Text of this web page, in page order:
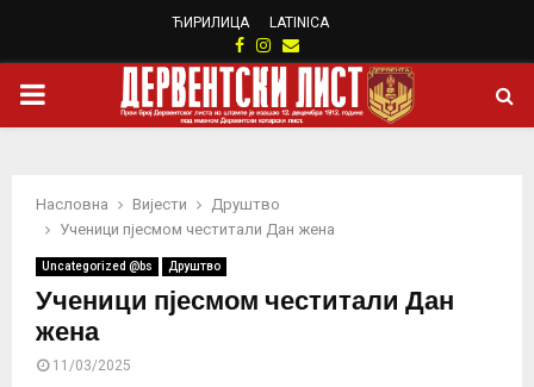
ЋИРИЛИЦА LATINICA
Facebook
Instagram
Email
PRIMARY
Насловна Вијести
Друштво
Ученици пјесмом честитали Дан жена
Uncategorized @bs Друштво
Ученици пјесмом честитали Дан
жена
11/03/2025